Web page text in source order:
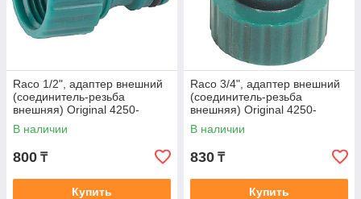
Raco 1/2", адаптер внешний
(соединитель-резьба
внешняя) Original 4250-
55214C
В наличии
800 ₸
Купить
Raco 3/4", адаптер внешний
(соединитель-резьба
внешняя) Original 4250-
55215C
В наличии
830 ₸
Купить